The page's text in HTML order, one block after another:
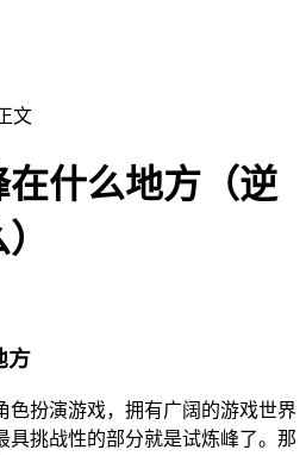
文
什么地方（逆
方
色扮演游戏，拥有广阔的游戏世界
具挑战性的部分就是试炼峰了。那